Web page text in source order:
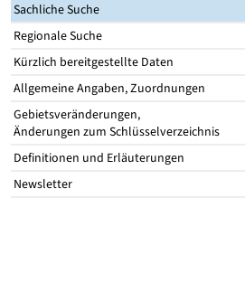
Sachliche Suche
Regionale Suche
Kürzlich bereitgestellte Daten
Allgemeine Angaben, Zuordnungen
Gebietsveränderungen,
Änderungen zum Schlüsselverzeichnis
Definitionen und Erläuterungen
Newsletter